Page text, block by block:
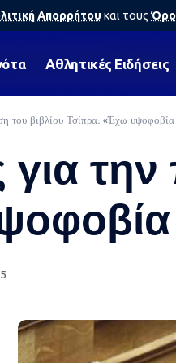
Απορρήτου και τους
Αθλητικές Ειδήσεις
του βιβλίου Τσίπρα: «Έχω
την